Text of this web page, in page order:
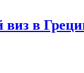
виз в